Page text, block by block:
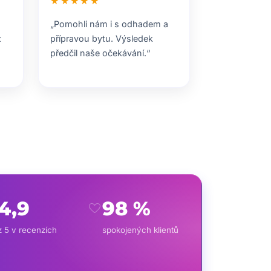
„Pomohli nám i s odhadem a
přípravou bytu. Výsledek
předčil naše očekávání.“
5 v recenzích
favorite98 %
spokojených klientů